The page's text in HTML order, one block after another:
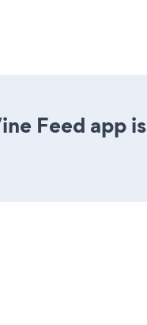
Feed app